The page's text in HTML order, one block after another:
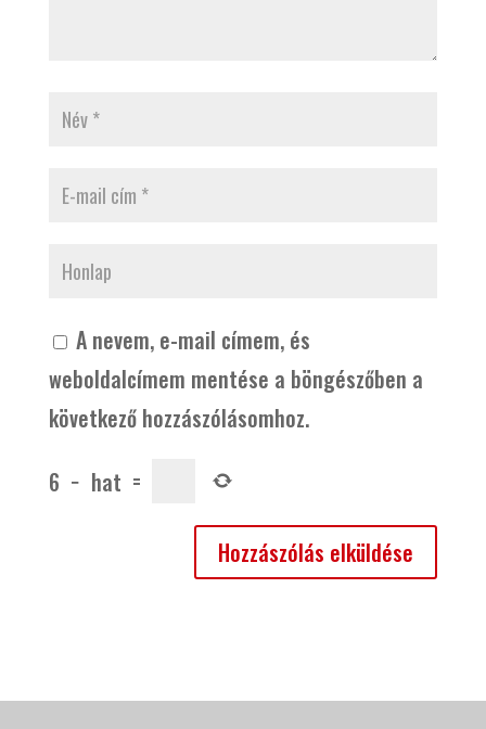
A nevem, e-mail címem, és
weboldalcímem mentése a böngészőben a
következő hozzászólásomhoz.
6 − hat =